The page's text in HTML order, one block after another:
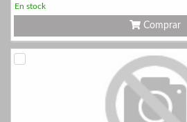
En stock
Comprar